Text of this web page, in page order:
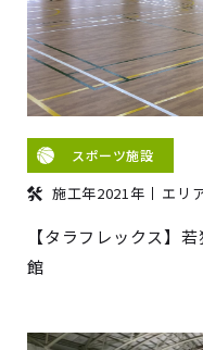
スポーツ施設
施工年2021年 エリ
【タラフレックス】
館